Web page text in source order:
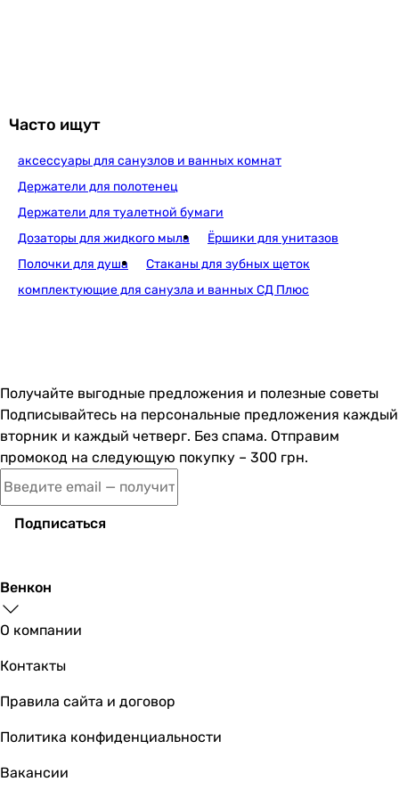
Grohe QuickFix Start
Купить
2 859 грн Купить
Grohe QuickFix Start Cube
4 299грн
Часто ищут
аксессуары для санузлов и ванных комнат
Держатели для полотенец
Держатели для туалетной бумаги
Дозаторы для жидкого мыла
Ёршики для унитазов
Полочки для душа
Стаканы для зубных щеток
комплектующие для санузла и ванных СД Плюс
Получайте выгодные предложения и полезные советы
Подписывайтесь на персональные предложения каждый
вторник и каждый четверг. Без спама. Отправим
промокод на следующую покупку – 300 грн.
Подписаться
Венкон
О компании
Контакты
Правила сайта и договор
Политика конфиденциальности
Вакансии